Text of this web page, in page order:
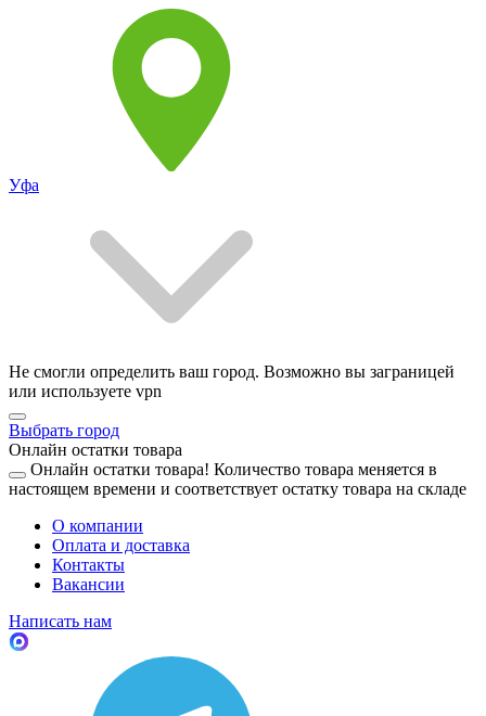
Уфа
Не смогли определить ваш город. Возможно вы заграницей
или используете vpn
Выбрать город
Онлайн остатки товара
Онлайн остатки товара! Количество товара меняется в
настоящем времени и соответствует остатку товара на складе
О компании
Оплата и доставка
Контакты
Вакансии
Написать нам